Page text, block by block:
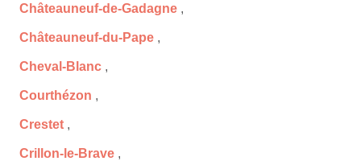
Châteauneuf-de-Gadagne ,
Châteauneuf-du-Pape ,
Cheval-Blanc ,
Courthézon ,
Crestet ,
Crillon-le-Brave ,